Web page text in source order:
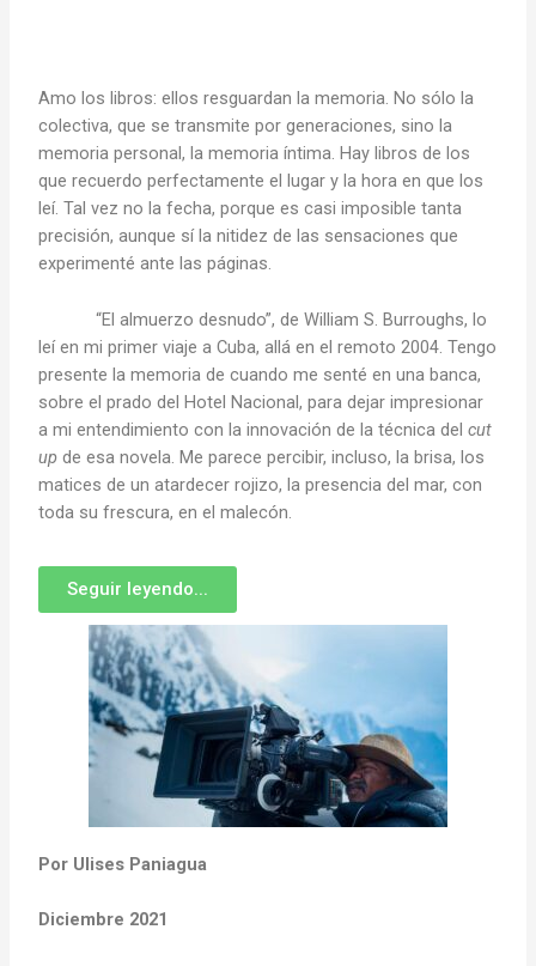
Amo los libros: ellos resguardan la memoria. No sólo la
colectiva, que se transmite por generaciones, sino la
memoria personal, la memoria íntima. Hay libros de los
que recuerdo perfectamente el lugar y la hora en que los
leí. Tal vez no la fecha, porque es casi imposible tanta
precisión, aunque sí la nitidez de las sensaciones que
experimenté ante las páginas.
“El almuerzo desnudo”, de William S. Burroughs, lo
leí en mi primer viaje a Cuba, allá en el remoto 2004. Tengo
presente la memoria de cuando me senté en una banca,
sobre el prado del Hotel Nacional, para dejar impresionar
a mi entendimiento con la innovación de la técnica delcut
up de esa novela. Me parece percibir, incluso, la brisa, los
matices de un atardecer rojizo, la presencia del mar, con
toda su frescura, en el malecón.
Seguir leyendo...
Por Ulises Paniagua
Diciembre 2021